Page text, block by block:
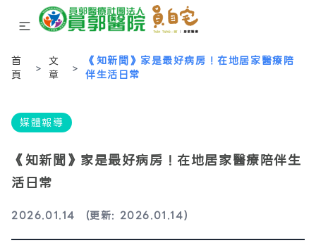
首
頁
> 文
章
>
《知新聞》家是最好病房！在地居家醫療陪
伴生活日常
媒體報導
《知新聞》家是最好病房！在地居家醫療陪伴生
活日常
2026.01.14 (更新: 2026.01.14)